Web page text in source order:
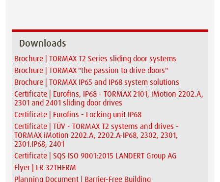
Downloads
Brochure | TORMAX T2 Series sliding door systems
Brochure | TORMAX "the passion to drive doors"
Brochure | TORMAX IP65 and IP68 system solutions
Certificate | Eurofins, IP68 - TORMAX 2101, iMotion 2202.A,
2301 and 2401 sliding door drives
Certificate | Eurofins - Locking unit IP68
Certificate | TÜV - TORMAX T2 systems and drives -
TORMAX iMotion 2202.A, 2202.A-IP68, 2302, 2301,
2301.IP68, 2401
Certificate | SQS ISO 9001:2015 LANDERT Group AG
Flyer | LR 32THERM
Planning Document | Barrier-Free Building